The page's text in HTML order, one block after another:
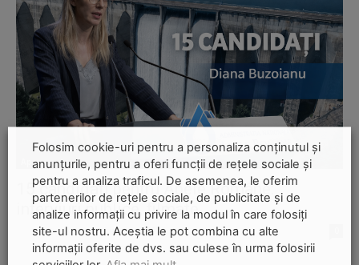
Apa
15 candidați pentru Apele Române:
interviuri publice, filmate
Ana Potcoveanu - 14 ianuarie 2026
Folosim cookie-uri pentru a personaliza conținutul și
anunțurile, pentru a oferi funcții de rețele sociale și
pentru a analiza traficul. De asemenea, le oferim
partenerilor de rețele sociale, de publicitate și de
analize informații cu privire la modul în care folosiți
site-ul nostru. Aceștia le pot combina cu alte
informații oferite de dvs. sau culese în urma folosirii